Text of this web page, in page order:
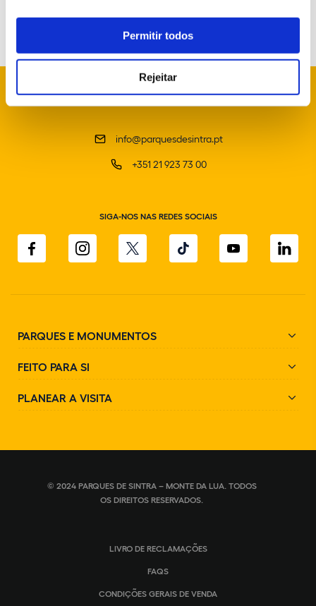
Permitir todos
Rejeitar
info@parquesdesintra.pt
+351 21 923 73 00
SIGA-NOS NAS REDES SOCIAIS
PARQUES E MONUMENTOS
FEITO PARA SI
PLANEAR A VISITA
© 2024 PARQUES DE SINTRA – MONTE DA LUA. TODOS
OS DIREITOS RESERVADOS.
LIVRO DE RECLAMAÇÕES
FAQS
CONDIÇÕES GERAIS DE VENDA